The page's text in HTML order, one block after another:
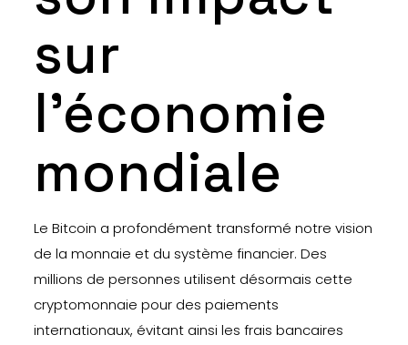
sur
l’économie
mondiale
Le Bitcoin a profondément transformé notre vision
de la monnaie et du système financier. Des
millions de personnes utilisent désormais cette
cryptomonnaie pour des paiements
internationaux, évitant ainsi les frais bancaires